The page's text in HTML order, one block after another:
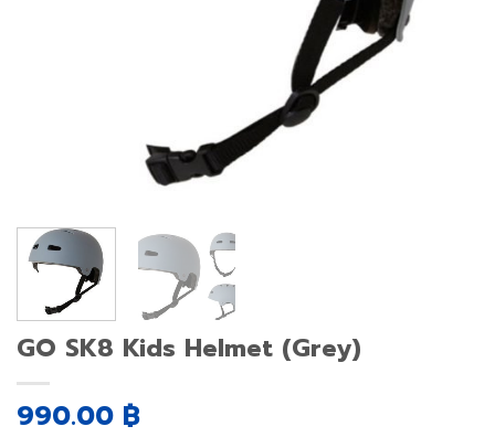
GO SK8 Kids Helmet (Grey)
990.00 ฿